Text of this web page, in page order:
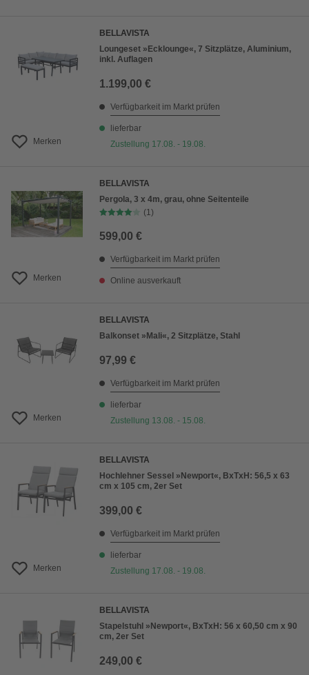
Merken
BELLAVISTA
Loungeset »Ecklounge«, 7 Sitzplätze, Aluminium,
inkl. Auflagen
1.199,00 €
Verfügbarkeit im Markt prüfen
lieferbar
Zustellung 17.08. - 19.08.
Merken
BELLAVISTA
Pergola, 3 x 4m, grau, ohne Seitenteile
(1)
599,00 €
Verfügbarkeit im Markt prüfen
Online ausverkauft
Merken
BELLAVISTA
Balkonset »Mali«, 2 Sitzplätze, Stahl
97,99 €
Verfügbarkeit im Markt prüfen
lieferbar
Zustellung 13.08. - 15.08.
Merken
BELLAVISTA
Hochlehner Sessel »Newport«, BxTxH: 56,5 x 63
cm x 105 cm, 2er Set
399,00 €
Verfügbarkeit im Markt prüfen
lieferbar
Zustellung 17.08. - 19.08.
BELLAVISTA
Stapelstuhl »Newport«, BxTxH: 56 x 60,50 cm x 90
cm, 2er Set
249,00 €